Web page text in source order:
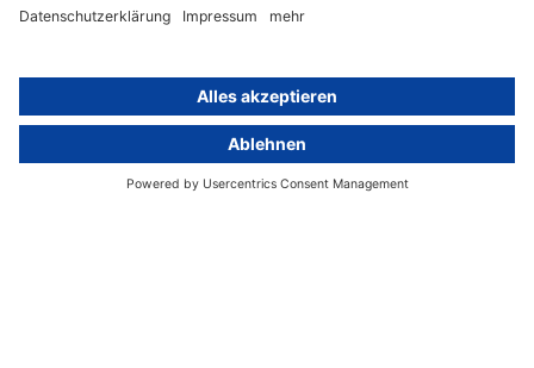
Unsere Experten
Datenschutzhinweise
Impressum
activeMind.ch (Schweiz)
Königreich)
Compliance-Portal
Online-Schulungs-Portal
Karriereportal